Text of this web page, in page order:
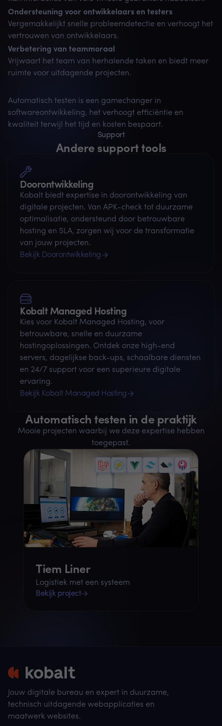
Ondersteuning voor ontwikkelaars en testers
Vergemakkelijkt snelle probleemdetectie en verhoogt het
vertrouwen van ontwikkelaars.
Verbetering van teammoraal
Vrijwaart het team van herhalende taken en biedt meer
ruimte voor uitdagende projecten.
Automatisch testen is een gamechanger in
softwareontwikkeling, het verhoogt efficiëntie en
kwaliteit terwijl het tijd en kosten bespaart.
Support
Andere support tools
Doorontwikkeling
Kobalt biedt expertise in doorontwikkeling van
digitale projecten. Van APK-check tot duurzame
optimalisatie, ondersteund door betrouwbare
hosting en SLA, zorgen wij voor de transformatie
van jouw projecten.
Bekijk Doorontwikkeling
Kobalt Managed Hosting
Kies voor Kobalt Managed Hosting, voor
betrouwbare, snelle en duurzame
hostingoplossingen. Ontdek onze high-end
servers, dagelijkse back-ups, schaalbare diensten
en 24/7 support voor een superieure digitale
ervaring.
Bekijk Kobalt Managed Hosting
Automatisch testen in de praktijk
Mooie projecten waarbij we deze expertise hebben
toegepast.
Tiem Liner
Logistiek met een systeem
Bekijk project
Jouw digitale bureau en expert in duurzame,
technisch uitdagende webapplicaties en
maatwerk websites.